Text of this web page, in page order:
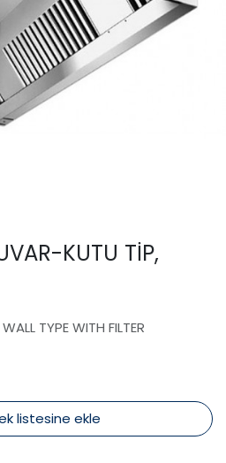
KUTU TİP,
TYPE WITH FILTER
listesine ekle